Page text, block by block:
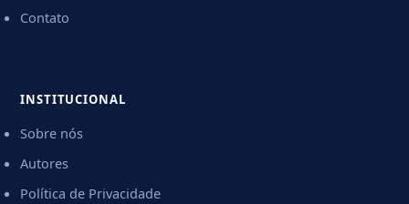
Contato
INSTITUCIONAL
Sobre nós
Autores
Política de Privacidade